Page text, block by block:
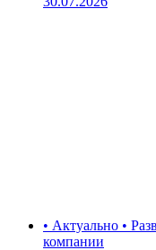
• Актуально •
компании